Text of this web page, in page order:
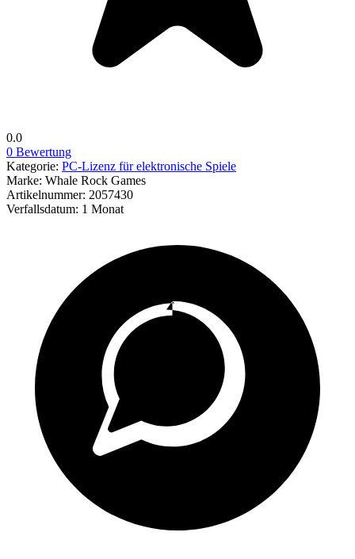
0.0
0 Bewertung
Kategorie: PC-Lizenz für elektronische Spiele
Marke: Whale Rock Games
Artikelnummer: 2057430
Verfallsdatum: 1 Monat